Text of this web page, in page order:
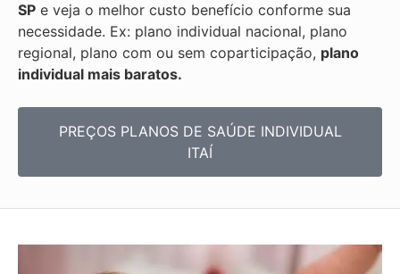
SP e veja o melhor custo benefício conforme sua
necessidade. Ex: plano individual nacional, plano
regional, plano com ou sem coparticipação, plano
individual mais baratos.
PREÇOS PLANOS DE SAÚDE INDIVIDUAL
ITAÍ